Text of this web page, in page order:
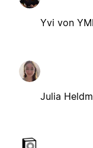
Yvi von
Julia